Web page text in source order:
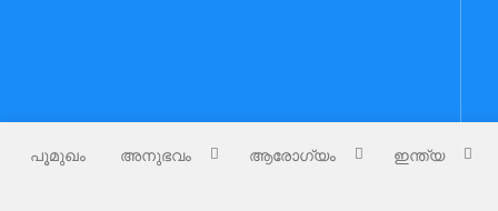
പൂമുഖം അനുഭവം ആരോഗ്യം ഇന്ത്യ